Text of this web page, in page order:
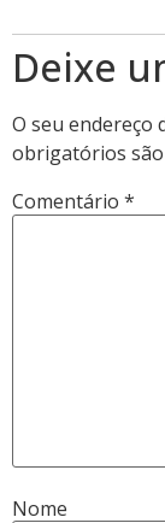
Deixe
O seu endereço
obrigatórios
Comentário *
Nome